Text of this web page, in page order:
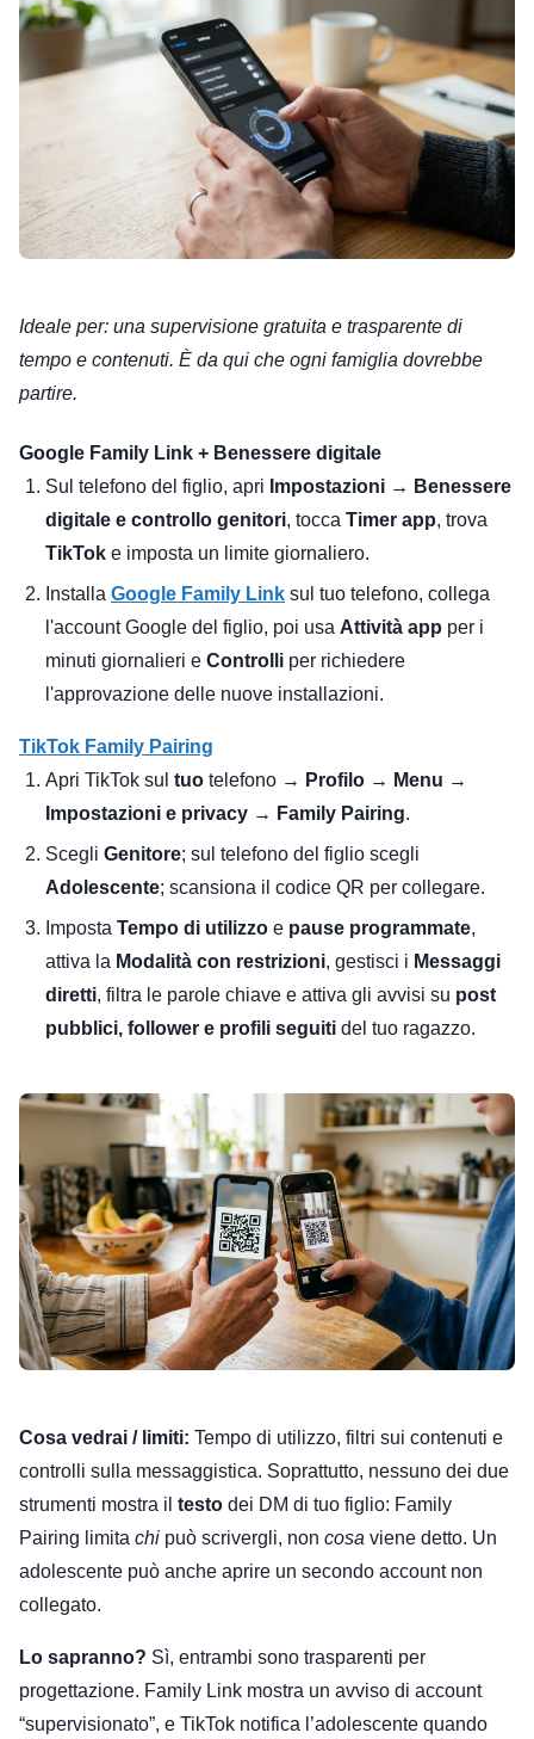
Ideale per: una supervisione gratuita e trasparente di
tempo e contenuti. È da qui che ogni famiglia dovrebbe
partire.
Google Family Link + Benessere digitale
Sul telefono del figlio, apri Impostazioni → Benessere
digitale e controllo genitori, tocca Timer app, trova
TikTok e imposta un limite giornaliero.
Installa Google Family Link sul tuo telefono, collega
l'account Google del figlio, poi usa Attività app per i
minuti giornalieri e Controlli per richiedere
l'approvazione delle nuove installazioni.
TikTok Family Pairing
Apri TikTok sul tuo telefono → Profilo → Menu →
Impostazioni e privacy → Family Pairing.
Scegli Genitore; sul telefono del figlio scegli
Adolescente; scansiona il codice QR per collegare.
Imposta Tempo di utilizzo e pause programmate,
attiva la Modalità con restrizioni, gestisci i Messaggi
diretti, filtra le parole chiave e attiva gli avvisi su post
pubblici, follower e profili seguiti del tuo ragazzo.
Cosa vedrai / limiti: Tempo di utilizzo, filtri sui contenuti e
controlli sulla messaggistica. Soprattutto, nessuno dei due
strumenti mostra il testo dei DM di tuo figlio: Family
Pairing limita chi può scrivergli, non cosa viene detto. Un
adolescente può anche aprire un secondo account non
collegato.
Lo sapranno? Sì, entrambi sono trasparenti per
progettazione. Family Link mostra un avviso di account
“supervisionato”, e TikTok notifica l’adolescente quando